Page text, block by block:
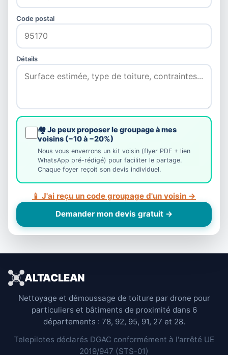
Code postal
Détails
🏘️ Je peux proposer le groupage à mes
voisins (−10 à −20%)
Nous vous enverrons un kit voisin (flyer PDF + lien
WhatsApp pré-rédigé) pour faciliter le partage.
Chaque foyer reçoit son devis individuel.
📱 J'ai reçu un code groupage d'un voisin →
Demander mon devis gratuit →
ALTACLEAN
Nettoyage et démoussage de toiture par drone pour
particuliers et bâtiments de proximité dans 6
départements : 78, 92, 95, 91, 27 et 28.
Telepilotes déclarés DGAC conformément à l'arrêté UE
2019/947 (STS-01)